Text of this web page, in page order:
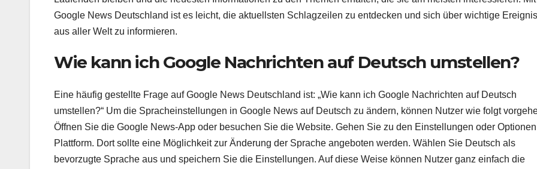
Google News Deutschland ist es leicht, die aktuellsten Schlagzeilen zu entdecken und sich über wichtige
aus aller Welt zu informieren.
Wie kann ich Google Nachrichten auf Deutsch umstellen?
Eine häufig gestellte Frage auf Google News Deutschland ist: „Wie kann ich Google Nachrichten auf Deutsch
umstellen?“ Um die Spracheinstellungen in Google News auf Deutsch zu ändern, können Nutzer wie folgt
Öffnen Sie die Google News-App oder besuchen Sie die Website. Gehen Sie zu den Einstellungen oder
Plattform. Dort sollte eine Möglichkeit zur Änderung der Sprache angeboten werden. Wählen Sie Deutsch als
bevorzugte Sprache aus und speichern Sie die Einstellungen. Auf diese Weise können Nutzer ganz einfach die